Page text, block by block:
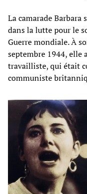
La camarade Barbara
dans la lutte pour le
Guerre mondiale. À
septembre 1944, elle
travailliste, qui était
communiste